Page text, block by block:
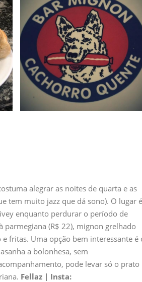
alegrar as noites de quarta e as
tem muito jazz que dá sono). O lugar é
enquanto perdurar o período de
(R$ 22), mignon grelhado
fritas. Uma opção bem interessante é
a bolonhesa, sem
pode levar só o prato
Fellaz | Insta: